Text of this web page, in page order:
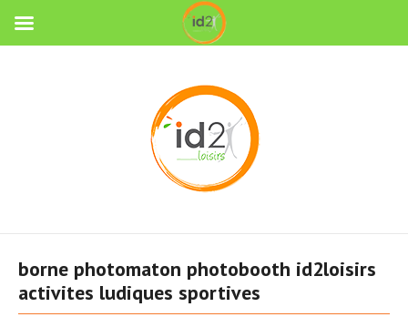
borne photomaton photobooth id2loisirs
activites ludiques sportives